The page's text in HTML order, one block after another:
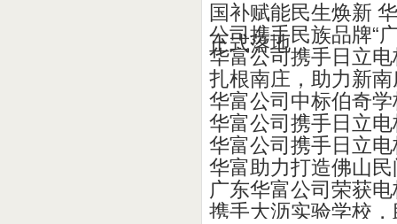
国补赋能民生焕新
正式落地
公司携手民族品牌“
华富公司携手日立
扎根南庄，助力新
华富公司中标伯奇
华富公司携手日立
华富公司携手日立
华富助力打造佛山民
广东华富公司荣获
携手大沥实验学校